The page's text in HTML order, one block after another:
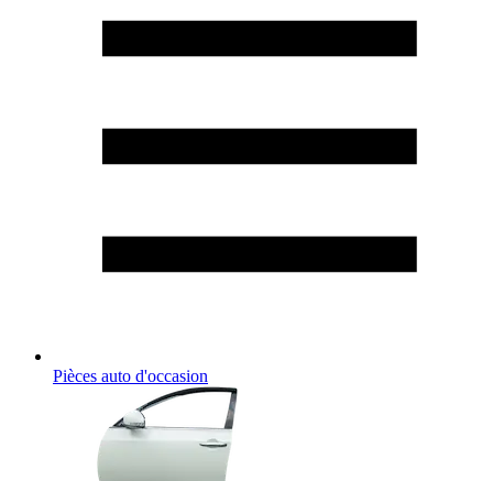
Pièces auto d'occasion